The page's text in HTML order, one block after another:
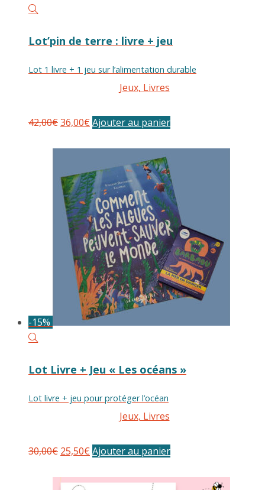
Lot’pin de terre : livre + jeu
Lot 1 livre + 1 jeu sur l’alimentation durable
Jeux, Livres
42,00€Le
était :
42,00€.
36,00€ Le
est :
36,00€.
Ajouter au panier
-15%
Lot Livre + Jeu « Les océans »
Lot livre + jeu pour protéger l’océan
Jeux, Livres
30,00€ Le
initial
25,50€ Le
actuel
Ajouter au panier